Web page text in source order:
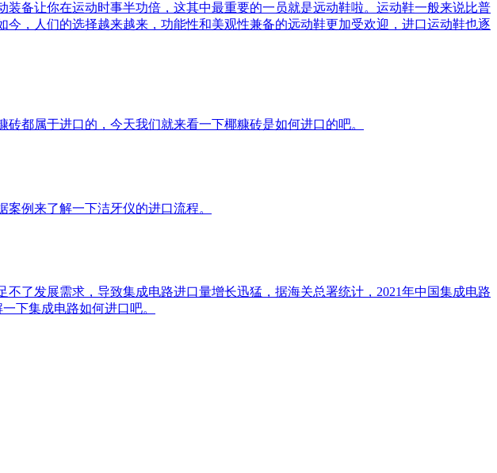
备让你在运动时事半功倍，这其中最重要的一员就是远动鞋啦。运动鞋一般来说比普
，人们的选择越来越来，功能性和美观性兼备的远动鞋更加受欢迎，进口运动鞋也逐
都属于进口的，今天我们就来看一下椰糠砖是如何进口的吧。
例来了解一下洁牙仪的进口流程。
了发展需求，导致集成电路进口量增长迅猛，据海关总署统计，2021年中国集成电路
下集成电路如何进口吧。